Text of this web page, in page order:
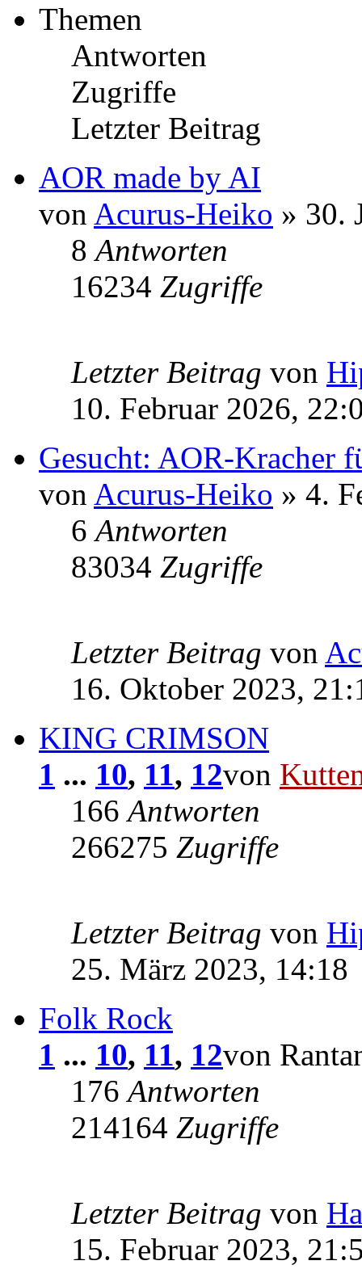
Themen
Antworten
Zugriffe
Letzter Beitrag
AOR made by AI
von Acurus-Heiko » 30.
8Antworten
16234 Zugriffe
Letzter Beitrag von
10. Februar 2026,
Gesucht: AOR-Kracher
von Acurus-Heiko » 4.
6Antworten
83034 Zugriffe
Letzter Beitrag von
16. Oktober 2023,
KING CRIMSON
1 ... 10, 11, 12von
166Antworten
266275 Zugriffe
Letzter Beitrag von
25. März 2023, 14:18
Folk Rock
1 ... 10, 11, 12von
176Antworten
214164 Zugriffe
Letzter Beitrag von
15. Februar 2023,